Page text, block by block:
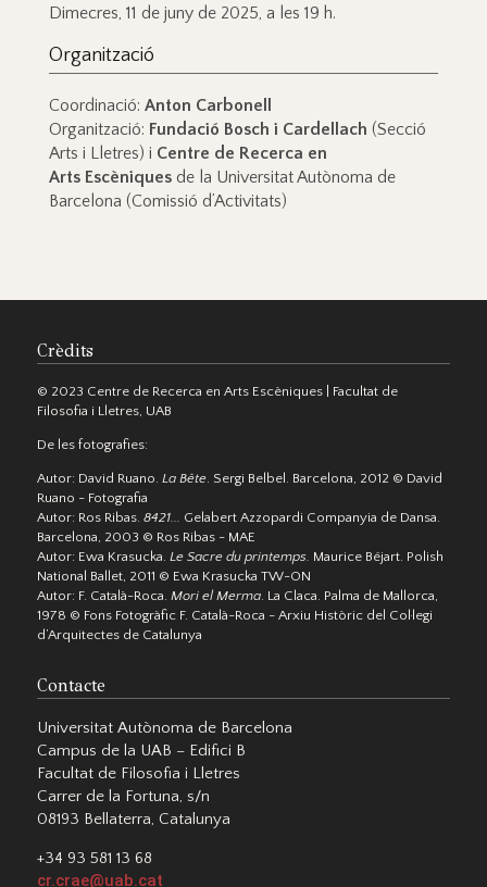
Dimecres, 11 de juny de 2025, a les 19 h.
Organització
Coordinació: Anton Carbonell
Organització: Fundació Bosch i Cardellach (Secció
Arts i Lletres) i Centre de Recerca en
Arts Escèniquesde la Universitat Autònoma de
Barcelona (Comissió d’Activitats)
Crèdits
© 2023 Centre de Recerca en Arts Escèniques | Facultat de
Filosofia i Lletres, UAB
De les fotografies:
Autor: David Ruano. La Bête. Sergi Belbel. Barcelona, 2012 © David
Ruano - Fotografia
Autor: Ros Ribas. 8421...
Gelabert Azzopardi Companyia de Dansa.
Barcelona, 2003 © Ros Ribas - MAE
Autor: Ewa Krasucka. Le Sacre du printemps. Maurice Béjart. Polish
National Ballet, 2011 © Ewa Krasucka TW-ON
Autor: F. Català-Roca. Mori el Merma. La Claca. Palma de Mallorca,
1978 © Fons Fotogràfic F. Català-Roca - Arxiu Històric del Col·legi
d’Arquitectes de Catalunya
Contacte
Universitat Autònoma de Barcelona
Campus de la UAB – Edifici B
Facultat de Filosofia i Lletres
Carrer de la Fortuna, s/n
08193 Bellaterra, Catalunya
+34 93 581 13 68
cr.crae@uab.cat